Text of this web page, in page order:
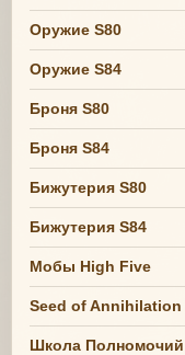
Оружие S80
Оружие S84
Броня S80
Броня S84
Бижутерия S80
Бижутерия S84
Мобы High Five
Seed of Annihilation
Школа Полномочий